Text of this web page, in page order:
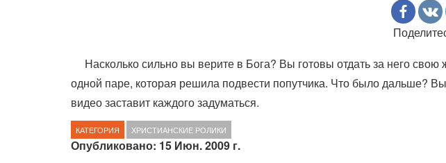
Насколько сильно вы верите в Бога? Вы готовы отдать за него свою
одной паре, которая решила подвести попутчика. Что было дальше?
видео заставит каждого задуматься.
КАТЕГОРИЯ ХРИСТИАНСКИЕ РОЛИКИ
Опубликовано: 15 Июн. 2009 г.